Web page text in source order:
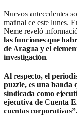
Nuevos antecedentes
matinal de este lunes.
Neme reveló
las funciones que
de Aragua y el
investigación.
Al respecto, el
puzzle, es una
sindicada como
ejecutiva de Cuenta
cuentas corporativas”.